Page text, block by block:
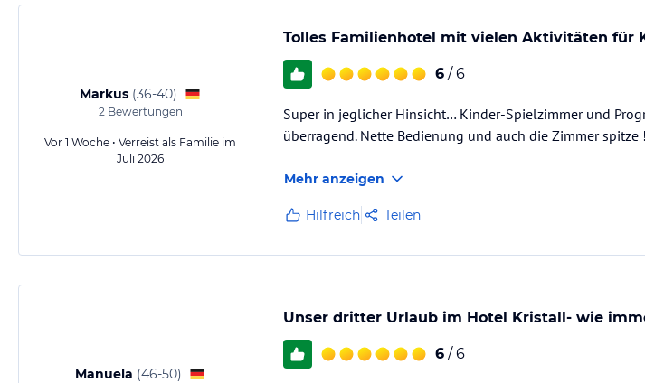
Markus (36-40)
2 Bewertungen
Vor 1 Woche • Verreist als Familie im
Juli 2026
Tolles Familienhotel mit vielen Aktivitäten für
6 / 6
Super in jeglicher Hinsicht… Kinder-Spielzimmer und
überragend. Nette Bedienung und auch die Zimmer spitze !
Mehr anzeigen
Hilfreich Teilen
Manuela (46-50)
Unser dritter Urlaub im Hotel Kristall- wie
6 / 6